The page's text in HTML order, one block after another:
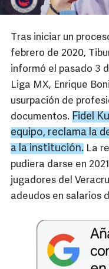
Tras iniciar un
febrero de 2020,
informó el pasado 3
Liga MX, Enrique
usurpación de
documentos. Fidel
equipo, reclama la
a la institución. La
pudiera darse en
jugadores del
adeudos en salarios